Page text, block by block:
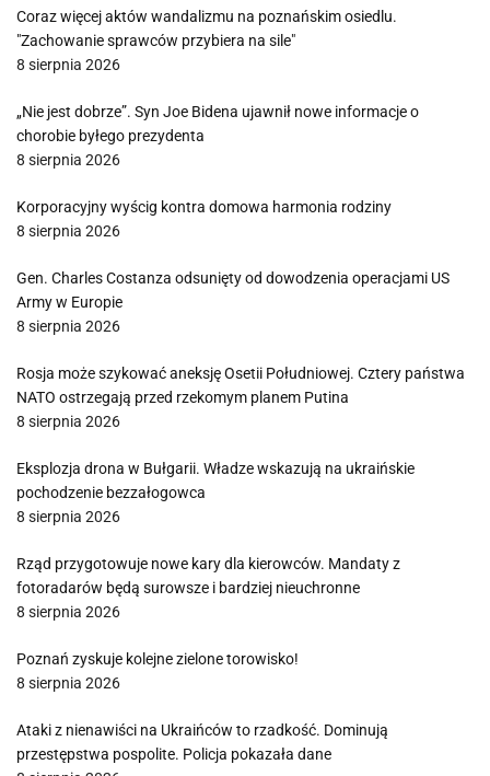
Coraz więcej aktów wandalizmu na poznańskim osiedlu.
"Zachowanie sprawców przybiera na sile"
8 sierpnia 2026
„Nie jest dobrze”. Syn Joe Bidena ujawnił nowe informacje o
chorobie byłego prezydenta
8 sierpnia 2026
Korporacyjny wyścig kontra domowa harmonia rodziny
8 sierpnia 2026
Gen. Charles Costanza odsunięty od dowodzenia operacjami US
Army w Europie
8 sierpnia 2026
Rosja może szykować aneksję Osetii Południowej. Cztery państwa
NATO ostrzegają przed rzekomym planem Putina
8 sierpnia 2026
Eksplozja drona w Bułgarii. Władze wskazują na ukraińskie
pochodzenie bezzałogowca
8 sierpnia 2026
Rząd przygotowuje nowe kary dla kierowców. Mandaty z
fotoradarów będą surowsze i bardziej nieuchronne
8 sierpnia 2026
Poznań zyskuje kolejne zielone torowisko!
8 sierpnia 2026
Ataki z nienawiści na Ukraińców to rzadkość. Dominują
przestępstwa pospolite. Policja pokazała dane